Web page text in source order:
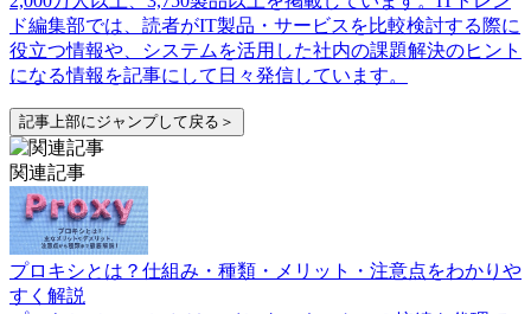
ド編集部では、読者がIT製品・サービスを比較検討する際に
役立つ情報や、システムを活用した社内の課題解決のヒント
になる情報を記事にして日々発信しています。
記事上部にジャンプして戻る＞
関連記事
プロキシとは？仕組み・種類・メリット・注意点をわかりや
すく解説